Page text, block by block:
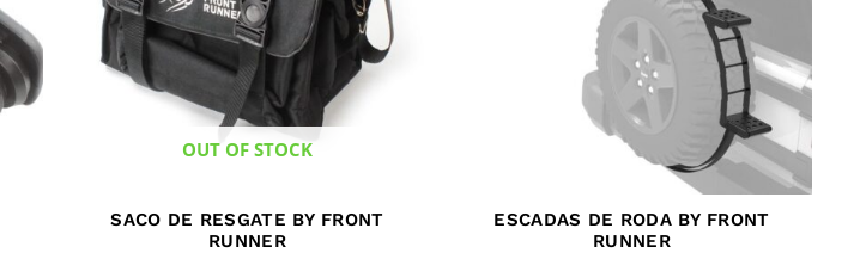
OUT OF STOCK
SACO DE RESGATE BY FRONT
RUNNER
ESCADAS DE RODA BY FRONT
RUNNER